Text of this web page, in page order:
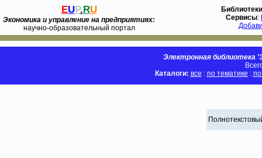
EUP.RU
Экономика и управление на предприятиях:
научно-образовательный портал
Библиотеки
Сервисы:
Электронная библиотека
Каталоги: все : по тематике :